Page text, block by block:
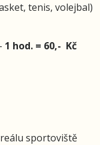
tenis, volejbal)
1 hod. = 60,- Kč
sportoviště